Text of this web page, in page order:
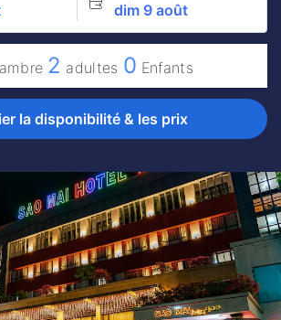
dim 9 août
2 adultes 0 Enfants
la disponibilité & les prix